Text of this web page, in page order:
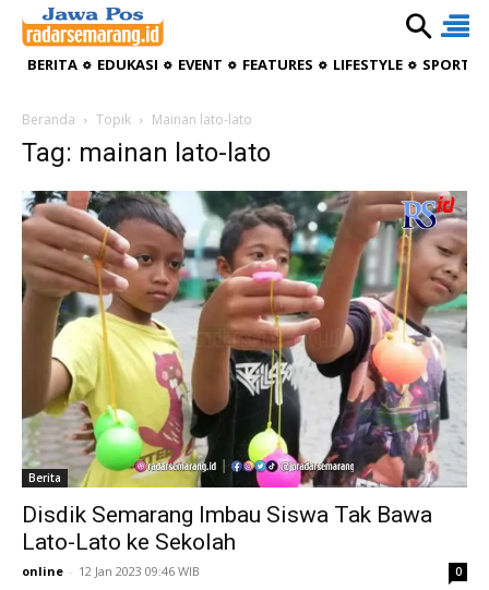
BERITA EDUKASI EVENT FEATURES LIFESTYLE
Beranda Topik Mainan lato-lato
Tag: mainan lato-lato
Berita
Disdik Semarang Imbau Siswa Tak Bawa
Lato-Lato ke Sekolah
online - 12 Jan 2023 09:46 WIB 0